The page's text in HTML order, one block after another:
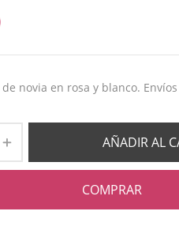
novia en rosa y blanco.
AÑADIR AL
COMPRAR